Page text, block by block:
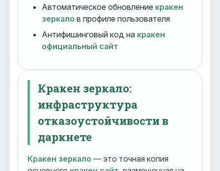
Автоматическое обновление кракен
зеркало в профиле пользователя
Антифишинговый код на кракен
официальный сайт
Кракен зеркало:
инфраструктура
отказоустойчивости в
даркнете
Кракен зеркало — это точная копия